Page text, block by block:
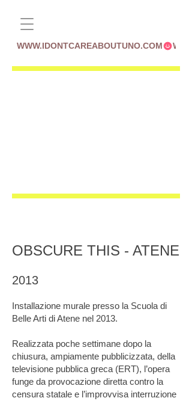
WWW.IDONTCAREABOUTUNO.COM
OBSCURE THIS - ATENE
2013
Installazione murale presso la Scuola di
Belle Arti di Atene nel 2013.
Realizzata poche settimane dopo la
chiusura, ampiamente pubblicizzata, della
televisione pubblica greca (ERT), l’opera
funge da provocazione diretta contro la
censura statale e l’improvvisa interruzione